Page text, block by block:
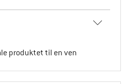
produktet til en ven